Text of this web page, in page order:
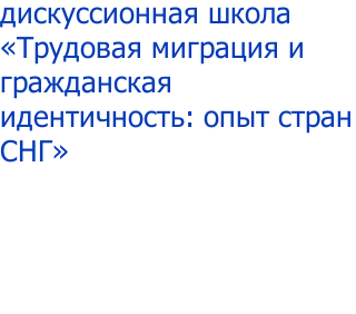
дискуссионная школа
«Трудовая миграция и
гражданская
идентичность: опыт стран
СНГ»